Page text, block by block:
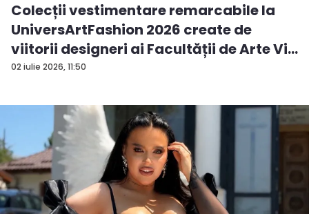
02 iulie 2026, 11:50
Colecții vestimentare remarcabile la
UniversArtFashion 2026 create de
viitorii designeri ai Facultății de Arte Vi...